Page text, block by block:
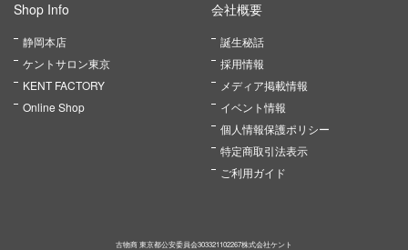
Shop Info
静岡本店
ケントサロン東京
KENT FACTORY
Online Shop
会社概要
誕生秘話
採用情報
メディア掲載情報
イベント情報
個人情報保護ポリシー
特定商取引法表示
ご利用ガイド
古物商 東京都公安委員会303321102267株式会社ケント